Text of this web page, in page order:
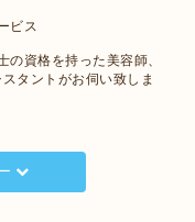
ビス
資格を持った美容師、
タントがお伺い致しま